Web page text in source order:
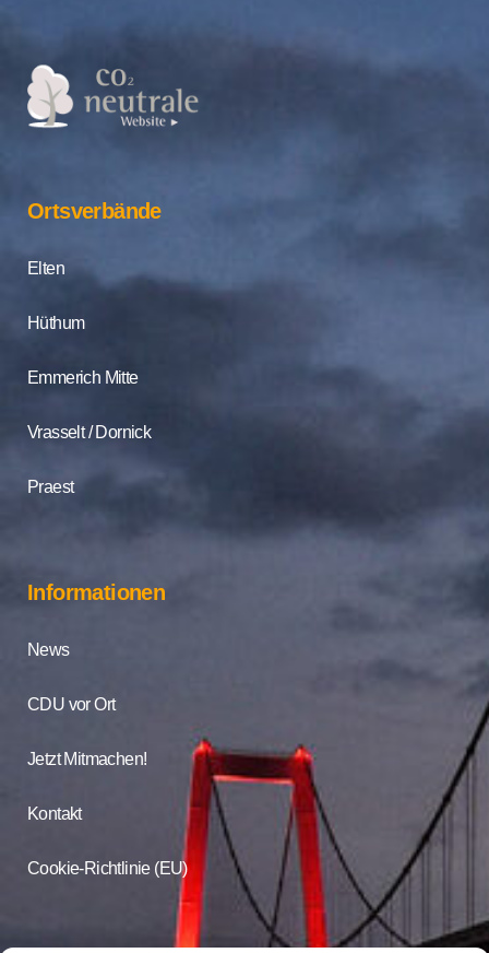
Ortsverbände
Elten
Hüthum
Emmerich Mitte
Vrasselt / Dornick
Praest
Informationen
News
CDU vor Ort
Jetzt Mitmachen!
Kontakt
Cookie-Richtlinie (EU)